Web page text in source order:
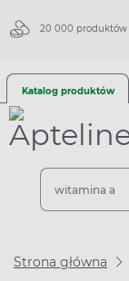
20 000 produktów
Katalog produktów
Strona główna